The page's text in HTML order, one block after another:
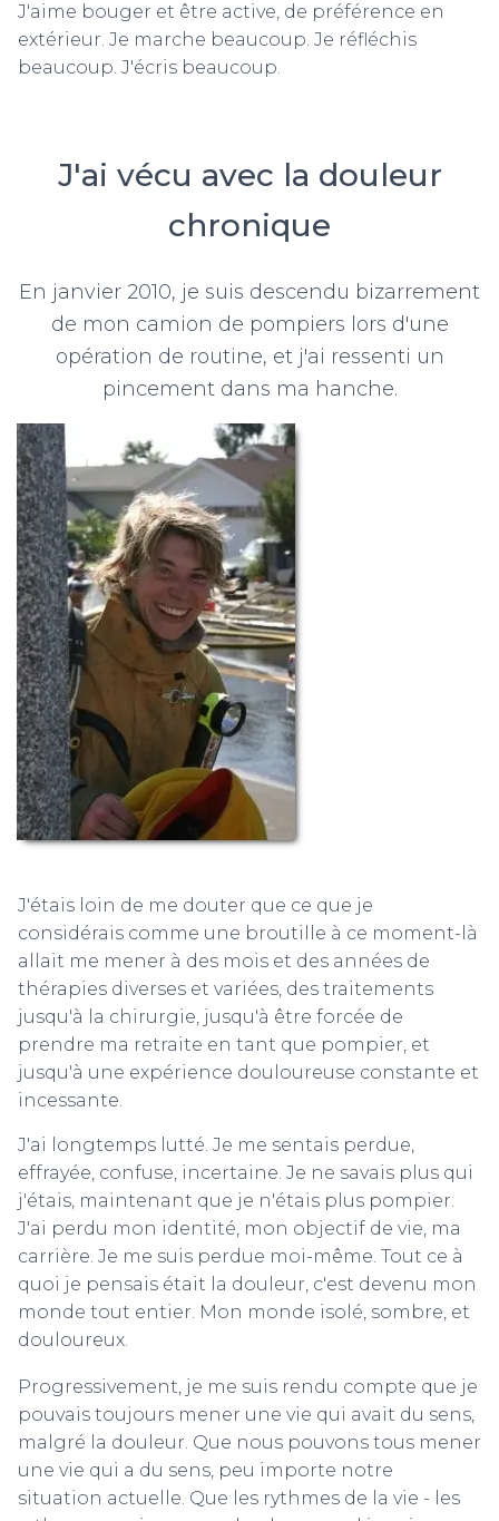
J'aime bouger et être active, de préférence en
extérieur. Je marche beaucoup. Je réfléchis
beaucoup. J'écris beaucoup.
J'ai vécu avec la douleur
chronique
En janvier 2010, je suis descendu bizarrement
de mon camion de pompiers lors d'une
opération de routine, et j'ai ressenti un
pincement dans ma hanche.
J'étais loin de me douter que ce que je
considérais comme une broutille à ce moment-là
allait me mener à des mois et des années de
thérapies diverses et variées, des traitements
jusqu'à la chirurgie, jusqu'à être forcée de
prendre ma retraite en tant que pompier, et
jusqu'à une expérience douloureuse constante et
incessante.
J'ai longtemps lutté. Je me sentais perdue,
effrayée, confuse, incertaine. Je ne savais plus qui
j'étais, maintenant que je n'étais plus pompier.
J'ai perdu mon identité, mon objectif de vie, ma
carrière. Je me suis perdue moi-même. Tout ce à
quoi je pensais était la douleur, c'est devenu mon
monde tout entier. Mon monde isolé, sombre, et
douloureux.
Progressivement, je me suis rendu compte que je
pouvais toujours mener une vie qui avait du sens,
malgré la douleur. Que nous pouvons tous mener
une vie qui a du sens, peu importe notre
situation actuelle. Que les rythmes de la vie - les